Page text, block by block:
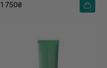
1 750₴